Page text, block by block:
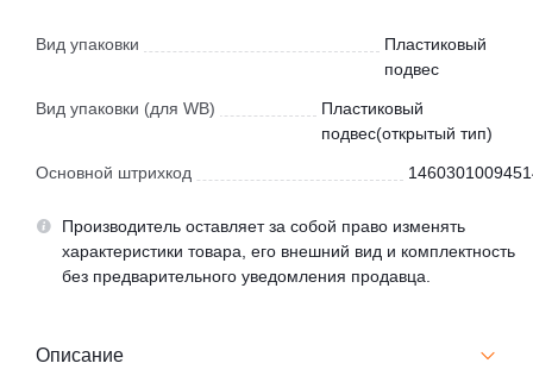
Вид упаковки
Пластиковый
подвес
Вид упаковки (для WB)
Пластиковый
подвес(открытый тип)
Основной штрихкод
Производитель оставляет за собой право изменять
характеристики товара, его внешний вид и комплектность
без предварительного уведомления продавца.
Описание